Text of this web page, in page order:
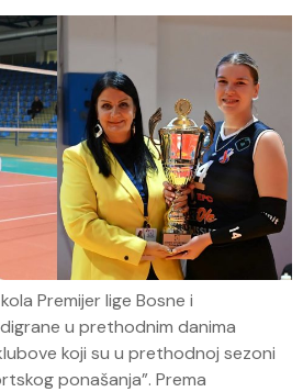
Premijer lige Bosne i
u prethodnim danima
koji su u prethodnoj sezoni
ponašanja”. Prema